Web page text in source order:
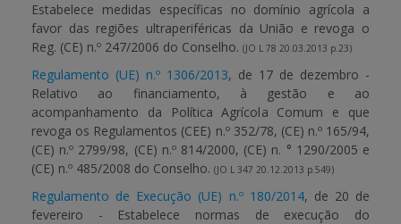
Estabelece medidas específicas no domínio agrícola a
favor das regiões ultraperiféricas da União e revoga o
Reg. (CE) n.º 247/2006 do Conselho. (JO L 78 20.03.2013 p.23)
Regulamento (UE) n.º 1306/2013, de 17 de dezembro -
Relativo ao financiamento, à gestão e ao
acompanhamento da Política Agrícola Comum e que
revoga os Regulamentos (CEE) n.º 352/78, (CE) n.º 165/94,
(CE) n.º 2799/98, (CE) n.º 814/2000, (CE) n. ° 1290/2005 e
(CE) n.º 485/2008 do Conselho. (JO L 347 20.12.2013 p.549)
Regulamento de Execução (UE) n.º 180/2014, de 20 de
fevereiro - Estabelece normas de execução do